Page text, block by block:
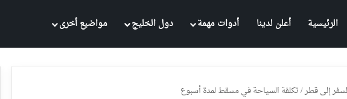
الرئيسية أعلن لدينا أدوات مهمة دول الخليج مواضيع أخرى
إلى قطر/تكلفة السياحة في مسقط لمدة أسبوع